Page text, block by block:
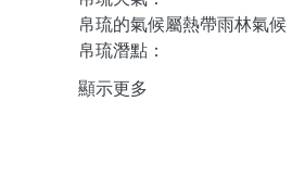
帛琉的氣候屬熱帶雨林氣
帛琉潛點：
顯示更多